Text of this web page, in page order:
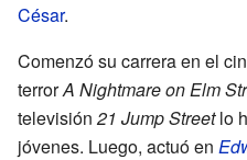
César.
Comenzó su carrera en el
terrorA Nightmare on Elm
televisión 21 Jump Streetlo
jóvenes. Luego, actuó en